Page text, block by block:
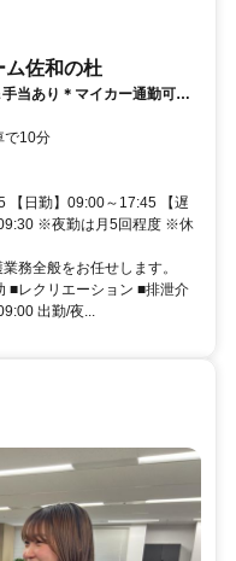
ム佐和の杜
当あり＊マイカー通勤可◎
クアップ！
車で10分
【日勤】09:00～17:45 【遅
※夜勤は月5回程度 ※休
務全般をお任せします。
■レクリエーション ■排泄介
出勤/夜...